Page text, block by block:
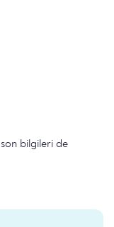
son bilgileri de